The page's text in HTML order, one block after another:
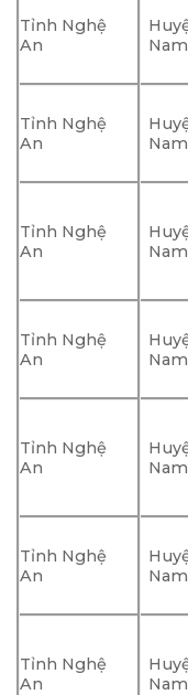
Tỉnh Nghệ
An
Tỉnh Nghệ
An
Tỉnh Nghệ
An
Tỉnh Nghệ
An
Tỉnh Nghệ
An
Tỉnh Nghệ
An
Tỉnh Nghệ
An